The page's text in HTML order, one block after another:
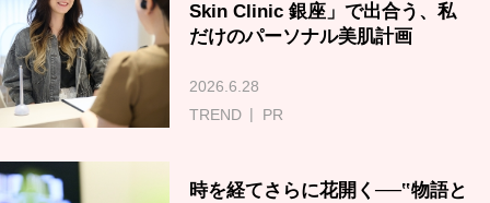
Skin Clinic 銀座」で出合う、私
だけのパーソナル美肌計画
2026.6.28
TREND
PR
時を経てさらに花開く──‟物語と